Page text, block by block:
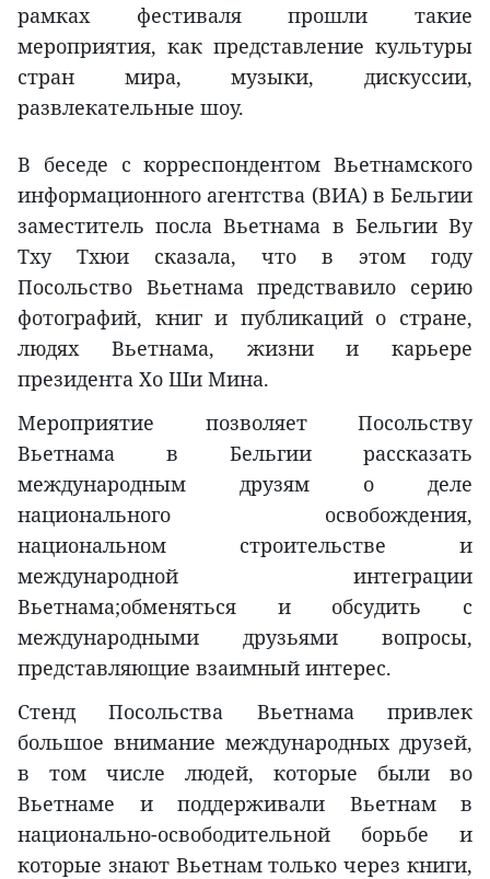
рамках фестиваля прошли такие
мероприятия, как представление культуры
стран мира, музыки, дискуссии,
развлекательные шоу.
В беседе с корреспондентом Вьетнамского
информационного агентства (ВИА) в Бельгии
заместитель посла Вьетнама в Бельгии Ву
Тху Тхюи сказала, что в этом году
Посольство Вьетнама предствавило серию
фотографий, книг и публикаций о стране,
людях Вьетнама, жизни и карьере
президента Хо Ши Мина.
Мероприятие позволяет Посольству
Вьетнама в Бельгии рассказать
международным друзям о деле
национального освобождения,
национальном строительстве и
международной интеграции
Вьетнама;обменяться и обсудить с
международными друзьями вопросы,
представляющие взаимный интерес.
Стенд Посольства Вьетнама привлек
большое внимание международных друзей,
в том числе людей, которые были во
Вьетнаме и поддерживали Вьетнам в
национально-освободительной борьбе и
которые знают Вьетнам только через книги,